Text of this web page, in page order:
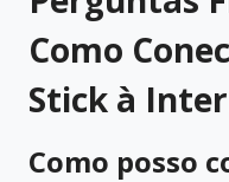
Como
Stick à
Como posso